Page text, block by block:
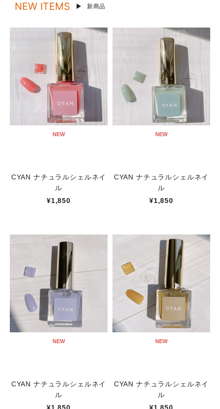
NEW ITEMS 新商品
NEW
CYAN ナチュラルシェルネイ
ル
¥1,850
NEW
CYAN ナチュラルシェルネイ
ル
¥1,850
NEW
CYAN ナチュラルシェルネイ
ル
NEW
CYAN ナチュラルシェルネイ
ル